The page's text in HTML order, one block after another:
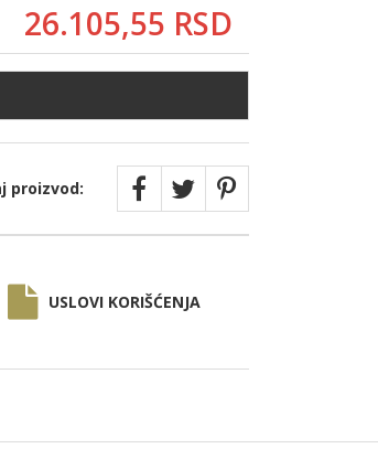
26.105,55 RSD
proizvod:
USLOVI KORIŠĆENJA